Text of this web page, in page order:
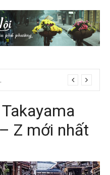
rực rỡ
Z mới nhất